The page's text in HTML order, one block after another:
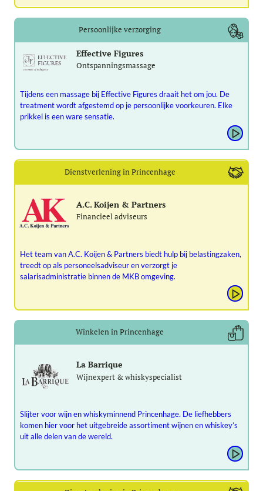
Persoonlijke verzorging
Effective Figures
Ontspanningsmassage
Tijdens een massage bij Effective Figures draait het om jou. De
treatment wordt afgestemd op je persoonlijke voorkeuren. Elke
prikkel is een ware sensatie.
Dienstverlening in Princenhage
A.C. Koijen & Partners
Financieel adviseurs
Het team van A.C. Koijen & Partners biedt hulp bij belastingzaken,
treedt op als personeelsadviseur en verzorgt je
salarisadministratie binnen de MKB omgeving.
Winkelen in Princenhage
La Barrique
Wijnexpert & whiskyspecialist
Slijter voor wijn en whiskyminnend Princenhage. De liefhebbers
komen hier voor het uitgebreide assortiment wijnen en whiskey’s
uit alle delen van de wereld.